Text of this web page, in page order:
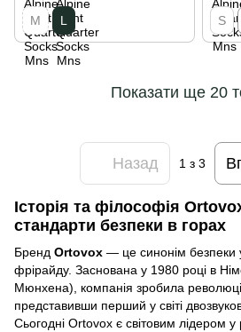
M L S
Показати ще 20
Назад 1з 3
Історія та філософія
стандарти безпеки в горах
Бренд Ortovox — це синонім безпеки у
фрірайду. Заснована у 1980 році в
Мюнхена), компанія зробила
представивши перший у світі
Сьогодні Ortovox є світовим лідером у